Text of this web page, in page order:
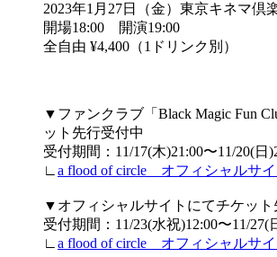
2023年1月27日（金）東京キネマ倶
開場18:00 開演19:00
全自由 ¥4,400（1ドリンク別）
▼ファンクラブ「Black Magic Fun
ット先行受付中
受付期間：11/17(木)21:00〜11/20(日
∟ a flood of circle オフィシャルサイ
▼オフィシャルサイトにてチケット
受付期間：11/23(水祝)12:00〜11/27(
∟ a flood of circle オフィシャルサイ